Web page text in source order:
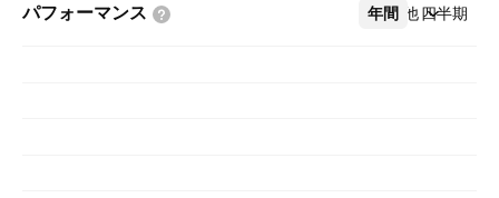
パフォーマンス 年間 四半期
その他